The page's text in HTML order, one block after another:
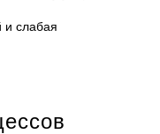
и слабая